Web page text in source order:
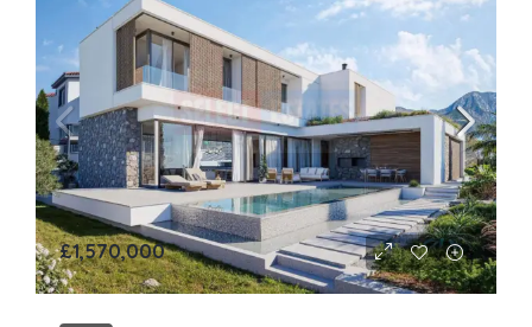
£1,570,000